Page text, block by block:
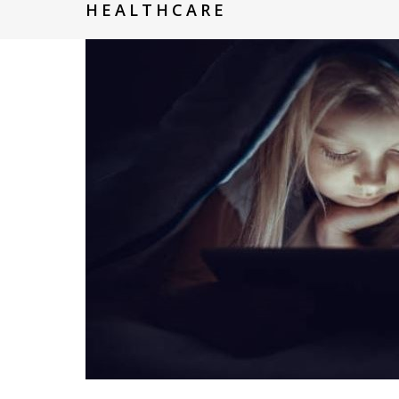
HEALTHCARE